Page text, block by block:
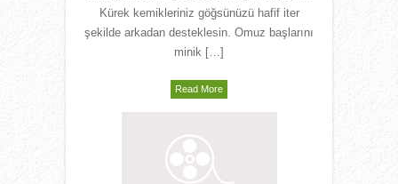
Kürek kemikleriniz göğsünüzü hafif iter
şekilde arkadan desteklesin. Omuz başlarını
minik […]
Read More